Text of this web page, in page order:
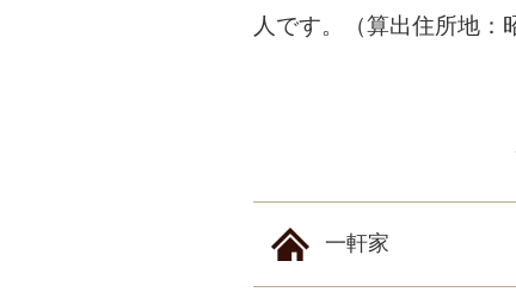
人です。（算出住所地：
一軒家